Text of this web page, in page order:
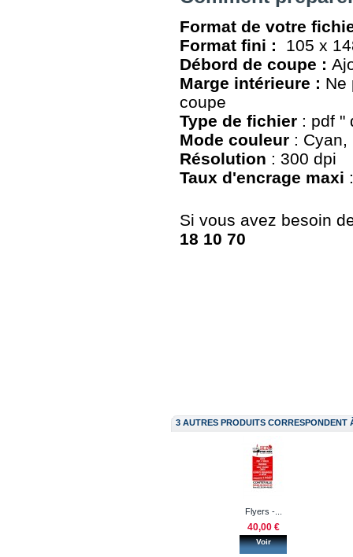
Format de votre
Format fini : 105 x
Débord de coupe :
Marge intérieure : Ne
coupe
Type de fichier : pdf "
Mode couleur :
Résolution : 300 dpi
Taux d'encrage maxi
Si vous avez besoin
18 10 70
3 AUTRES PRODUITS CORRESPONDENT
Flyers -...
40,00 €
Voir